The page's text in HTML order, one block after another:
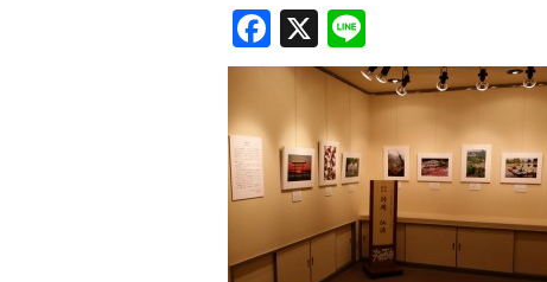
F
ac
b
o
ok
X
ne